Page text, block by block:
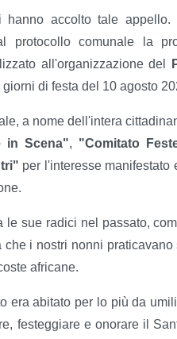
hanno accolto tale appello.
protocollo comunale la
all'organizzazione del
di festa del 10 agosto
a nome dell'intera
in Scena", "Comitato
per l'interesse
le sue radici nel passato,
i nostri nonni
africane.
era abitato per lo più da
festeggiare e onorare il